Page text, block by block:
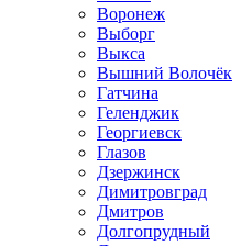
Воронеж
Выборг
Выкса
Вышний Волочёк
Гатчина
Геленджик
Георгиевск
Глазов
Дзержинск
Димитровград
Дмитров
Долгопрудный